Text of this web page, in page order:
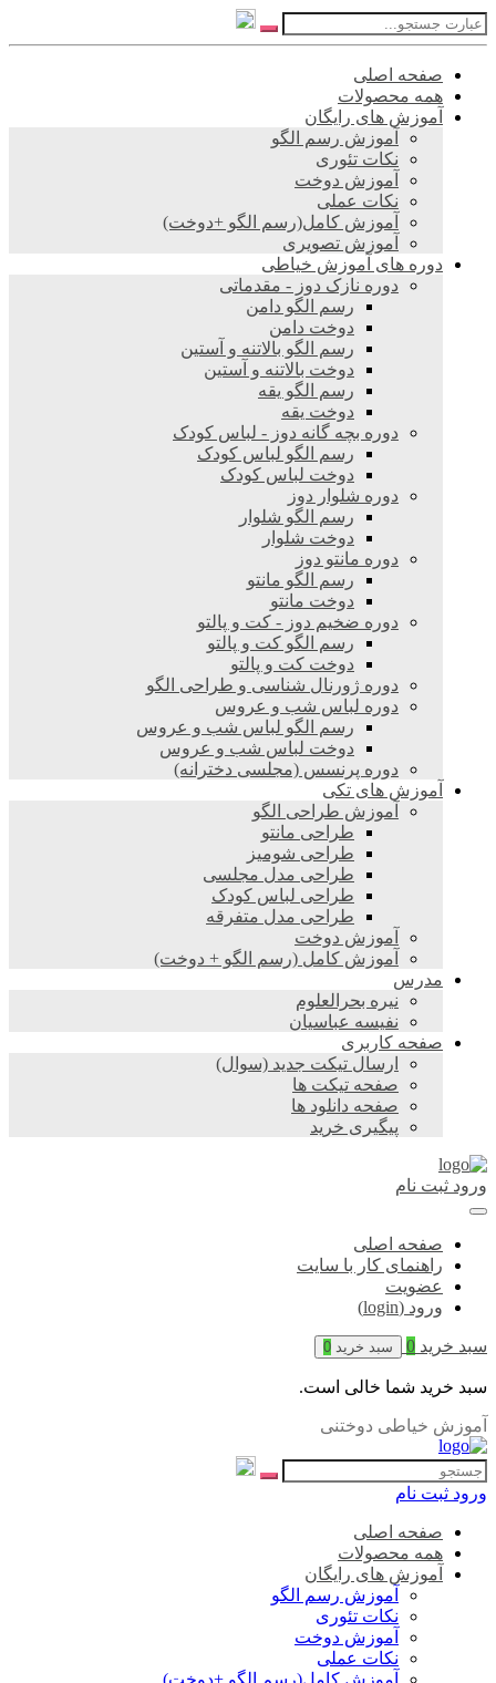
صفحه اصلی
همه محصولات
آموزش های رایگان
آموزش رسم الگو
نکات تئوری
آموزش دوخت
نکات عملی
آموزش کامل(رسم الگو +دوخت)
آموزش تصویری
دوره های آموزش خیاطی
دوره نازک دوز - مقدماتی
رسم الگو دامن
دوخت دامن
رسم الگو بالاتنه و آستین
دوخت بالاتنه و آستین
رسم الگو یقه
دوخت یقه
دوره بچه گانه دوز - لباس کودک
رسم الگو لباس کودک
دوخت لباس کودک
دوره شلوار دوز
رسم الگو شلوار
دوخت شلوار
دوره مانتو دوز
رسم الگو مانتو
دوخت مانتو
دوره ضخیم دوز - کت و پالتو
رسم الگو کت و پالتو
دوخت کت و پالتو
دوره ژورنال شناسی و طراحی الگو
دوره لباس شب و عروس
رسم الگو لباس شب و عروس
دوخت لباس شب و عروس
دوره پرنسس (مجلسی دخترانه)
آموزش های تکی
آموزش طراحی الگو
طراحی مانتو
طراحی شومیز
طراحی مدل مجلسی
طراحی لباس کودک
طراحی مدل متفرقه
آموزش دوخت
آموزش کامل (رسم الگو + دوخت)
مدرس
نیره بحرالعلوم
نفیسه عباسیان
صفحه کاربری
ارسال تیکت جدید (سوال)
صفحه تیکت ها
صفحه دانلود ها
پیگیری خرید
ورود ثبت نام
صفحه اصلی
راهنمای کار با سایت
عضویت
ورود (login)
سبد خرید 0 سبد خرید 0
سبد خرید شما خالی است.
آموزش خیاطی دوختنی
ورود ثبت نام
صفحه اصلی
همه محصولات
آموزش های رایگان
آموزش رسم الگو
نکات تئوری
آموزش دوخت
نکات عملی
آموزش کامل(رسم الگو +دوخت)